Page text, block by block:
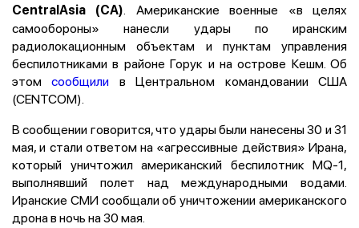
CentralAsia (CA). Американские военные «в целях
самообороны» нанесли удары по иранским
радиолокационным объектам и пунктам управления
беспилотниками в районе Горук и на острове Кешм. Об
этомсообщили в Центральном командовании США
(CENTCOM).
В сообщении говорится, что удары были нанесены 30 и 31
мая, и стали ответом на «агрессивные действия» Ирана,
который уничтожил американский беспилотник MQ-1,
выполнявший полет над международными водами.
Иранские СМИ сообщали об уничтожении американского
дрона в ночь на 30 мая.